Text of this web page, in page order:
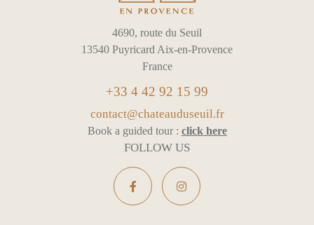
4690, route du Seuil
13540 Puyricard Aix-en-Provence
France
+33 4 42 92 15 99
contact@chateauduseuil.fr
Book a guided tour : click here
FOLLOW US